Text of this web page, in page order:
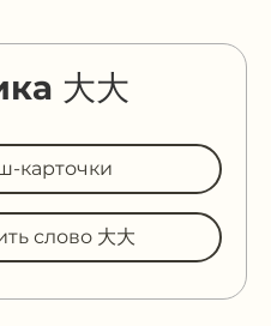
大大
карточки
слово 大大